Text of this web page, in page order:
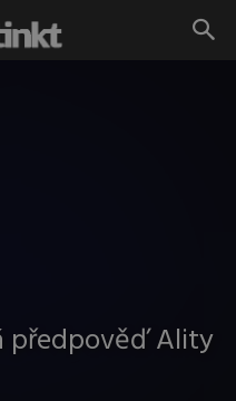
předpověď Ality